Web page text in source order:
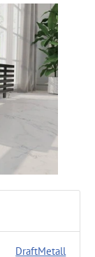
DraftMetall